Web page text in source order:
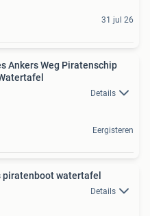
31 jul 26
Ankers Weg Piratenschip
Details
Eergisteren
piratenboot watertafel
Details